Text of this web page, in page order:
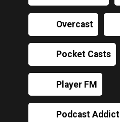
Overcast
Pocket Casts
Player FM
Podcast Addict